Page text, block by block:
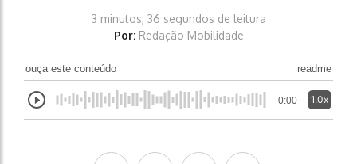
3 minutos, 36 segundos de leitura
Por: Redação Mobilidade
ouça este conteúdo readme
0:00 1.0x